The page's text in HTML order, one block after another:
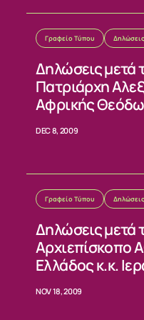
Γραφείο Τύπου Δηλώσεις
Δηλώσεις μετά τη συνάντηση με τον
Πατριάρχη
Αφρικής
DEC 8, 2009
Γραφείο Τύπου Δηλώσεις
Δηλώσεις μετά
Αρχιεπίσκοπο
Ελλάδος κ.κ.
NOV 18, 2009